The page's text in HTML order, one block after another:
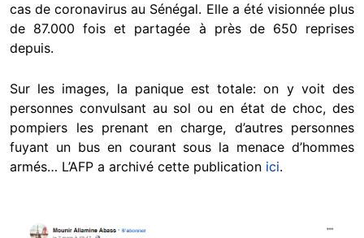
cas de coronavirus au Sénégal. Elle a été visionnée plus
de 87.000 fois et partagée à près de 650 reprises
depuis.
Sur les images, la panique est totale: on y voit des
personnes convulsant au sol ou en état de choc, des
pompiers les prenant en charge, d’autres personnes
fuyant un bus en courant sous la menace d’hommes
armés… L’AFP a archivé cette publication ici.
Image